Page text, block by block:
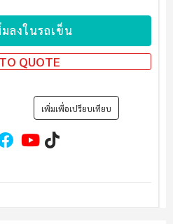
มลงในรถเข็น
QUOTE
เพิ่มเพื่อเปรียบเทียบ